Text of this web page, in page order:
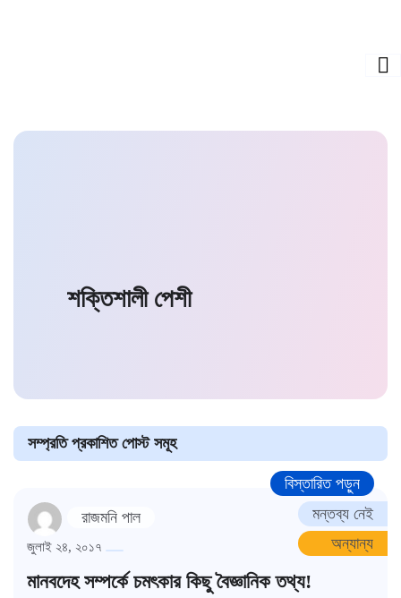
শক্তিশালী পেশী
সম্প্রতি প্রকাশিত পোস্ট সমূহ
রাজমনি পাল
মন্তব্য নেই
অন্যান্য
বিস্তারিত পড়ুন
জুলাই ২৪, ২০১৭
মানবদেহ সম্পর্কে চমৎকার কিছু বৈজ্ঞানিক তথ্য!